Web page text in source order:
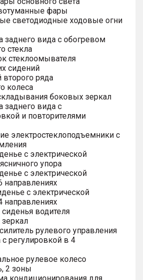
фары
светодиодные ходовые огни
заднего вида с обогревом
стекла
стеклоомывателя
сидений
ряда
колеса
боковых зеркал
заднего вида с
и повторителями
электростеклоподъемники с
с электрической
упора
с электрической
направлениях
с электрической
направлениях
водителя
рулевого управления
регулировкой в 4
рулевое колесо
2 зоны
кондиционирования для